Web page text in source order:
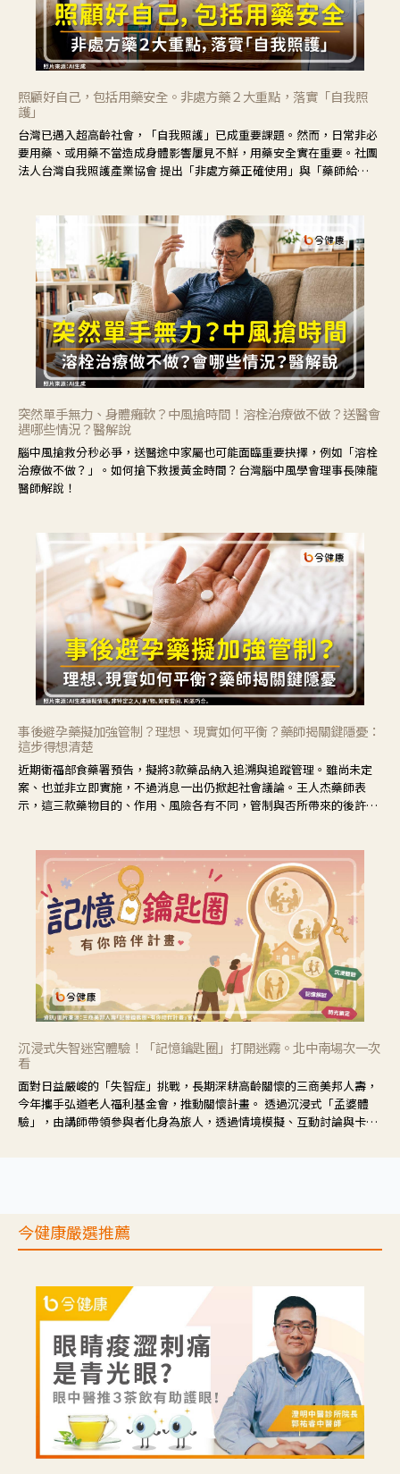
照顧好自己，包括用藥安全。非處方藥２大重點，落實「自我照
護」
台灣已邁入超高齡社會，「自我照護」已成重要課題。然而，日常非必
要用藥、或用藥不當造成身體影響屢見不鮮，用藥安全實在重要。社團
法人台灣自我照護產業協會 提出「非處方藥正確使用」與「藥師給
突然單手無力、身體癱軟？中風搶時間！溶栓治療做不做？送醫會
遇哪些情況？醫解說
腦中風搶救分秒必爭，送醫途中家屬也可能面臨重要抉擇，例如「溶栓
治療做不做？」。如何搶下救援黃金時間？台灣腦中風學會理事長陳龍
醫師解說！
事後避孕藥擬加強管制？理想、現實如何平衡？藥師揭關鍵隱憂：
這步得想清楚
近期衛福部食藥署預告，擬將3款藥品納入追溯與追蹤管理。雖尚未定
案、也並非立即實施，不過消息一出仍掀起社會議論。王人杰藥師表
示，這三款藥物目的、作用、風險各有不同，管制與否所帶來的後許影
沉浸式失智迷宮體驗！「記憶鑰匙圈」打開迷霧。北中南場次一次
看
面對日益嚴峻的「失智症」挑戰，長期深耕高齡關懷的三商美邦人壽，
今年攜手弘道老人福利基金會，推動關懷計畫。 透過沉浸式「孟婆體
驗」，由講師帶領參與者化身為旅人，透過情境模擬、互動討論與卡牌
今健康嚴選推薦